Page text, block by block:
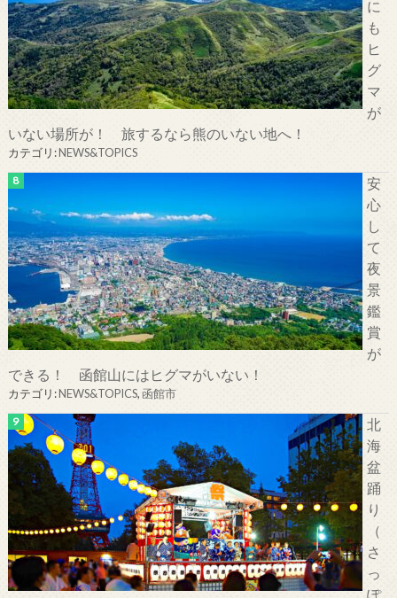
に
も
ヒ
グ
マ
が
いない場所が！ 旅するなら熊のいない地へ！
カテゴリ:NEWS&TOPICS
安
心
し
て
夜
景
鑑
賞
が
できる！ 函館山にはヒグマがいない！
カテゴリ:NEWS&TOPICS,函館市
北
海
盆
踊
り
（
さ
っ
ぽ